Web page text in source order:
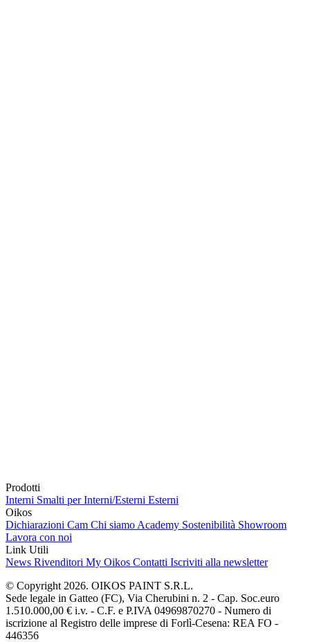
Prodotti
Interni Smalti per Interni/Esterni Esterni
Oikos
Dichiarazioni Cam Chi siamo Academy Sostenibilità Showroom
Lavora con noi
Link Utili
News Rivenditori My Oikos Contatti Iscriviti alla newsletter
© Copyright 2026. OIKOS PAINT S.R.L.
Sede legale in Gatteo (FC), Via Cherubini n. 2 - Cap. Soc.euro
1.510.000,00 € i.v. - C.F. e P.IVA 04969870270 - Numero di
iscrizione al Registro delle imprese di Forlì-Cesena: REA FO -
446356